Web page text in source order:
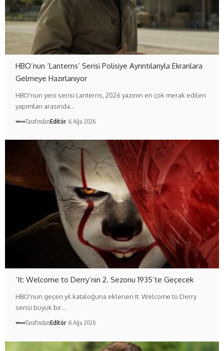
HBO’nun ‘Lanterns’ Serisi Polisiye Ayrıntılarıyla Ekranlara
Gelmeye Hazırlanıyor
HBO'nun yeni serisi Lanterns, 2026 yazının en çok merak edilen
yapımları arasında…
TarafındanEditör 6 Ağu 2026
‘It: Welcome to Derry’nin 2. Sezonu 1935’te Geçecek
HBO'nun geçen yıl kataloğuna eklenen It: Welcome to Derry
serisi büyük bir…
TarafındanEditör 6 Ağu 2026